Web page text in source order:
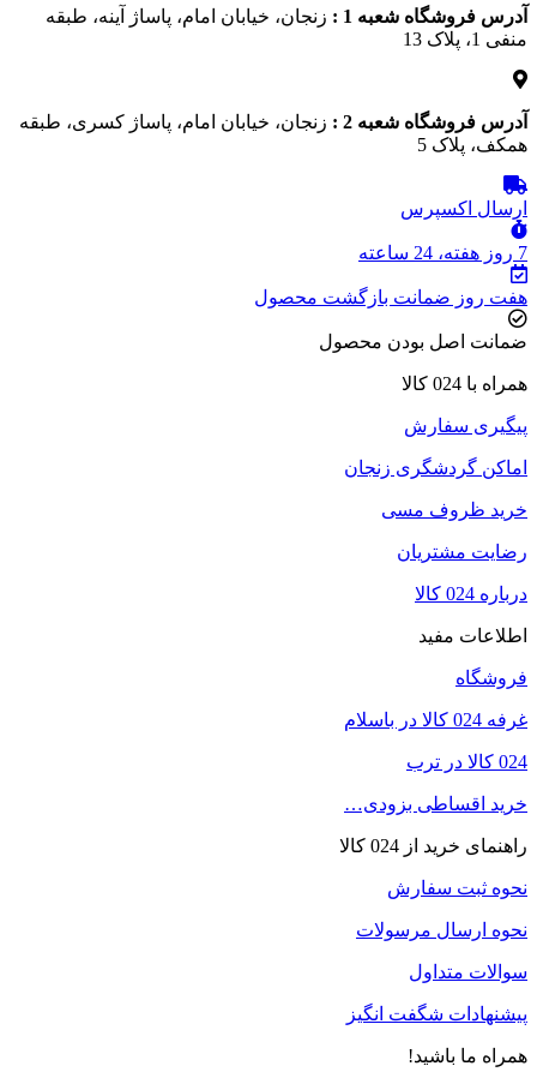
آدرس فروشگاه شعبه 1 :
زنجان، خیابان امام، پاساژ آینه، طبقه
منفی 1، پلاک 13
آدرس فروشگاه شعبه 2 :
زنجان، خیابان امام، پاساژ کسری، طبقه
همکف، پلاک 5
ارسال اکسپرس
7 روز هفته، 24 ساعته
هفت روز ضمانت بازگشت محصول
ضمانت اصل بودن محصول
همراه با 024 کالا
پیگیری سفارش
اماکن گردشگری زنجان
خرید ظروف مسی
رضایت مشتریان
درباره 024 کالا
اطلاعات مفید
فروشگاه
غرفه 024 کالا در باسلام
024 کالا در ترب
خرید اقساطی بزودی…
راهنمای خرید از 024 کالا
نحوه ثبت سفارش
نحوه ارسال مرسولات
سوالات متداول
پیشنهادات شگفت انگیز
همراه ما باشید!